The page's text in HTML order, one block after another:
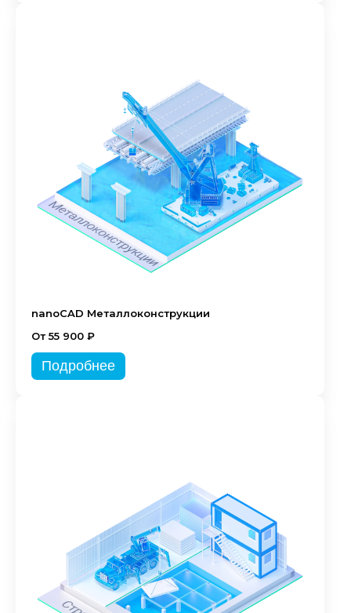
nanoCAD Металлоконструкции
От 55 900 ₽
Подробнее